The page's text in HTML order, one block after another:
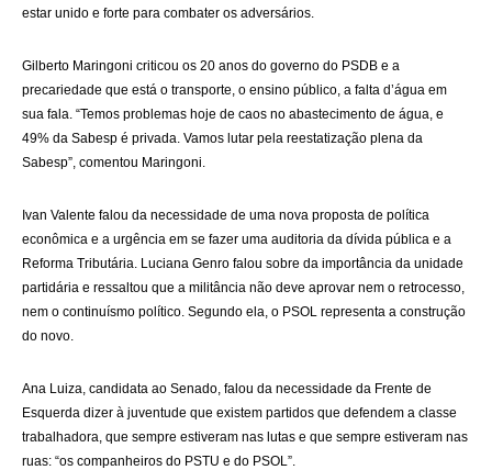
estar unido e forte para combater os adversários.
Gilberto Maringoni criticou os 20 anos do governo do PSDB e a
precariedade que está o transporte, o ensino público, a falta d’água em
sua fala. “Temos problemas hoje de caos no abastecimento de água, e
49% da Sabesp é privada. Vamos lutar pela reestatização plena da
Sabesp”, comentou Maringoni.
Ivan Valente falou da necessidade de uma nova proposta de política
econômica e a urgência em se fazer uma auditoria da dívida pública e a
Reforma Tributária. Luciana Genro falou sobre da importância da unidade
partidária e ressaltou que a militância não deve aprovar nem o retrocesso,
nem o continuísmo político. Segundo ela, o PSOL representa a construção
do novo.
Ana Luiza, candidata ao Senado, falou da necessidade da Frente de
Esquerda dizer à juventude que existem partidos que defendem a classe
trabalhadora, que sempre estiveram nas lutas e que sempre estiveram nas
ruas: “os companheiros do PSTU e do PSOL”.